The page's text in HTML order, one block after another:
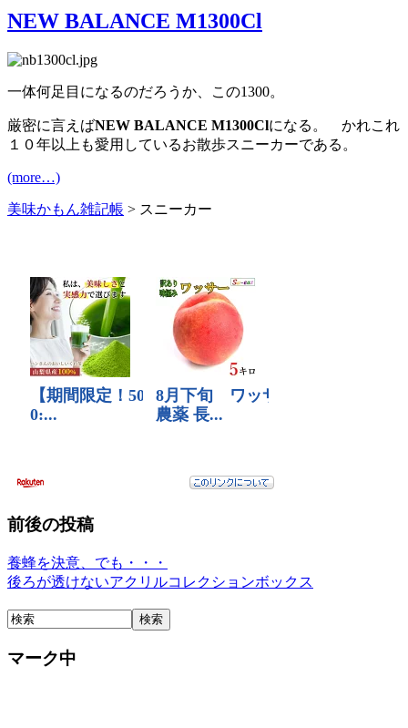
NEW BALANCE M1300Cl
一体何足目になるのだろうか、この1300。
厳密に言えばNEW BALANCE M1300Clになる。 かれこれ
１０年以上も愛用しているお散歩スニーカーである。
(more…)
美味かもん雑記帳 > スニーカー
前後の投稿
養蜂を決意、でも・・・
後ろが透けないアクリルコレクションボックス
マーク中